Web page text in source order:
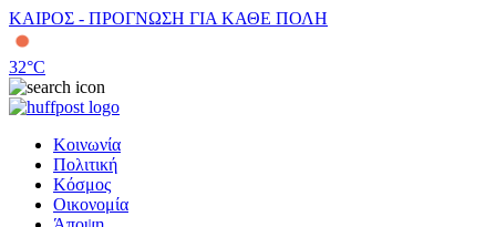
ΚΑΙΡΟΣ - ΠΡΟΓΝΩΣΗ ΓΙΑ ΚΑΘΕ ΠΟΛΗ
32°C
Κοινωνία
Πολιτική
Κόσμος
Οικονομία